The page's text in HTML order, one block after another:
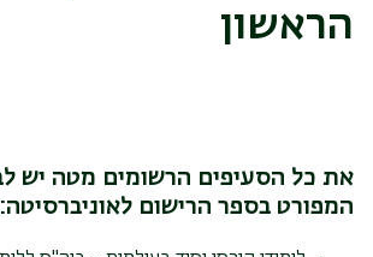
הראשון
את כל הסעיפים הרשומים מטה יש
המפורט בספר הרישום לאוניברסיטה: